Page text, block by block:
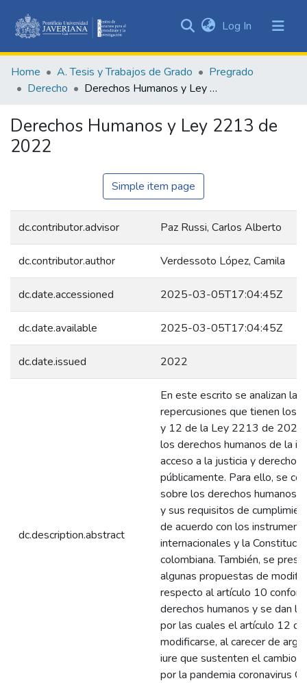
&
Collections
Statistics
Log In (current)
Home A. Tesis y Trabajos de Grado
Pregrado
Derecho
Derechos Humanos y Ley 2213 de 2022
Derechos Humanos y Ley 2213 de
2022
Simple item page
dc.contributor.advisor Paz Russi, Carlos Alberto
dc.contributor.author Verdessoto López, Camila
dc.date.accessioned 2025-03-05T17:04:45Z
dc.date.available 2025-03-05T17:04:45Z
dc.date.issued 2022
dc.description.abstract
En este escrito se analizan las
repercusiones que tienen los
y 12 de la Ley 2213 de 2022
los derechos humanos de la
acceso a la justicia y derecho
públicamente. Para ello, se
sobre los derechos humanos
y sus requisitos de
de acuerdo con los
internacionales y la
colombiana. También, se
algunas propuestas de
respecto al artículo 10
derechos humanos y se dan
por las cuales el artículo 12
modificarse, al carecer de
iure que sustenten el cambio
por la pandemia coronavirus